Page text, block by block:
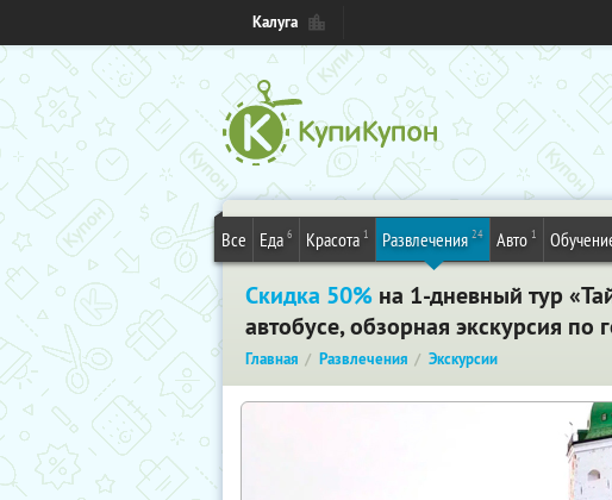
Калуга
Все Еда 6 Красота 1 Развлечения 24 Авто 1
Скидка 50% на 1-дневный тур
автобусе, обзорная экскурсия по
Главная Развлечения Экскурсии